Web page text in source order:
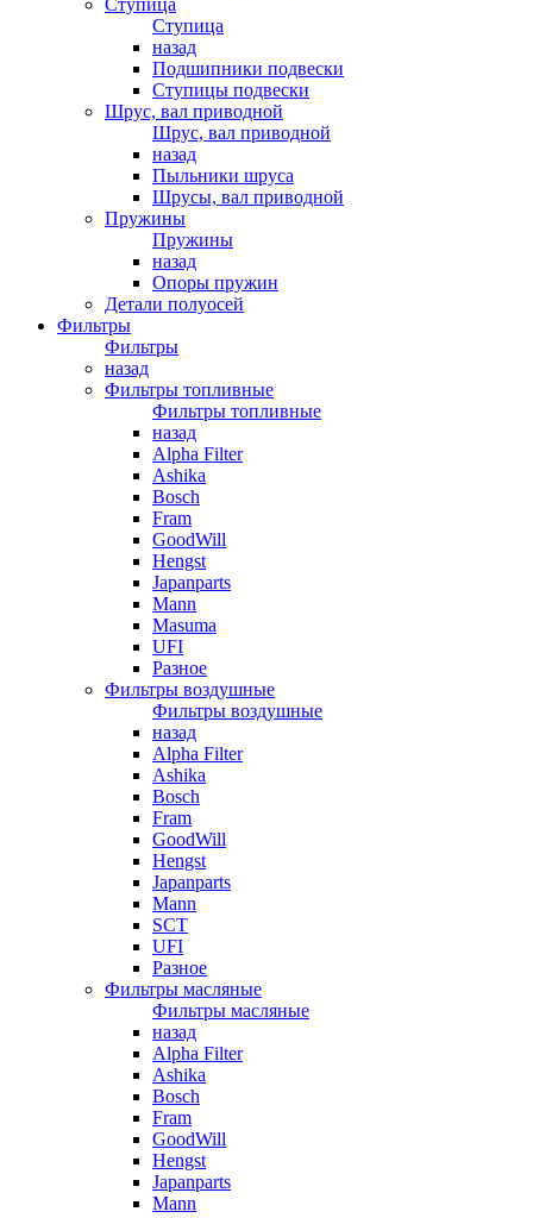
Ступица
Ступица
назад
Подшипники подвески
Ступицы подвески
Шрус, вал приводной
Шрус, вал приводной
назад
Пыльники шруса
Шрусы, вал приводной
Пружины
Пружины
назад
Опоры пружин
Детали полуосей
Фильтры
Фильтры
назад
Фильтры топливные
Фильтры топливные
назад
Alpha Filter
Ashika
Bosch
Fram
GoodWill
Hengst
Japanparts
Mann
Masuma
UFI
Разное
Фильтры воздушные
Фильтры воздушные
назад
Alpha Filter
Ashika
Bosch
Fram
GoodWill
Hengst
Japanparts
Mann
SCT
UFI
Разное
Фильтры масляные
Фильтры масляные
назад
Alpha Filter
Ashika
Bosch
Fram
GoodWill
Hengst
Japanparts
Mann